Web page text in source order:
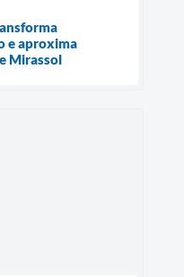
e aproxima
Mirassol